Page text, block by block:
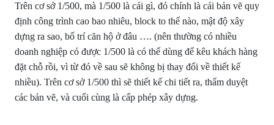
Trên cơ sở 1/500, mà 1/500 là cái gì, đó chính là cái bản vẽ quy
định công trình cao bao nhiêu, block to thế nào, mật độ xây
dựng ra sao, bố trí căn hộ ở đâu …. (nên thường có nhiều
doanh nghiệp có được 1/500 là có thể dùng để kêu khách hàng
đặt chỗ rồi, vì từ đó về sau sẽ không bị thay đổi về thiết kế
nhiều). Trên cơ sở 1/500 thì sẽ thiết kế chi tiết ra, thẩm duyệt
các bản vẽ, và cuối cùng là cấp phép xây dựng.